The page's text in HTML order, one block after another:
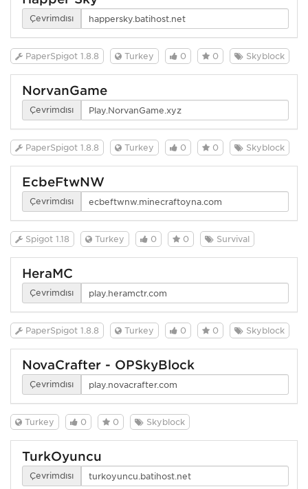
Çevrimdışı
PaperSpigot 1.8.8 Turkey 0 0 Skyblock
NorvanGame
Çevrimdışı
PaperSpigot 1.8.8 Turkey 0 0 Skyblock
EcbeFtwNW
Çevrimdışı
Spigot 1.18 Turkey 0 0 Survival
HeraMC
Çevrimdışı
PaperSpigot 1.8.8 Turkey 0 0 Skyblock
NovaCrafter - OPSkyBlock
Çevrimdışı
Turkey 0 0 Skyblock
TurkOyuncu
Çevrimdışı